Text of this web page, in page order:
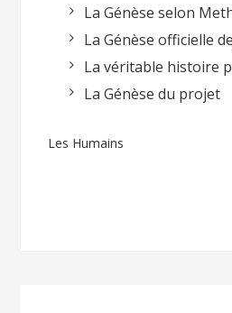
La Génèse selon
La Génèse officielle
La véritable histoire
La Génèse du projet
Navigation
Les Humains